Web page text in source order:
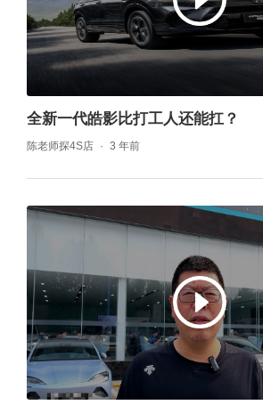
全新一代皓影比打工人还能扛？
陈老师探4S店 3 年前